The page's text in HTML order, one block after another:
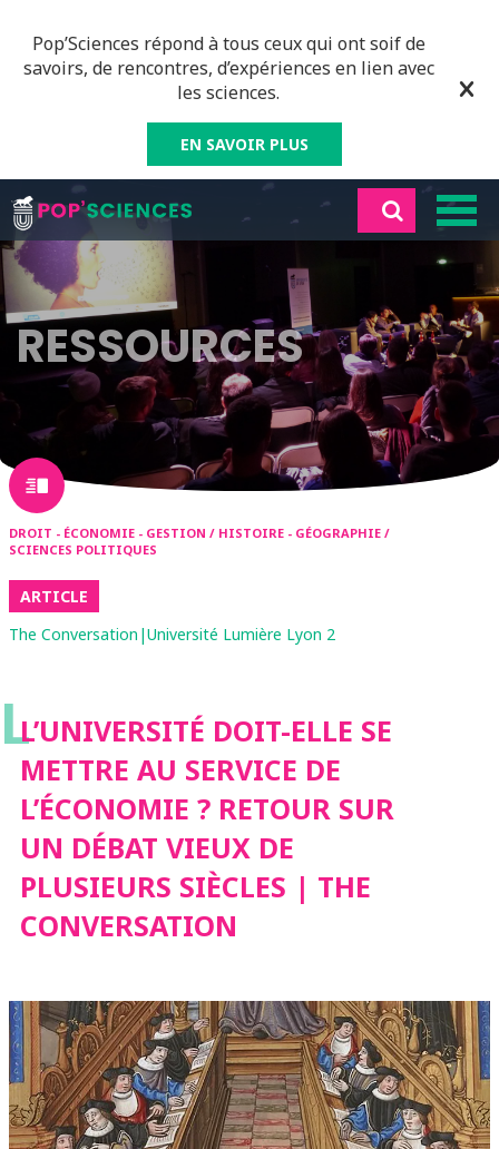
Pop’Sciences répond à tous ceux qui ont soif de
savoirs, de rencontres, d’expériences en lien avec
les sciences.
EN SAVOIR PLUS
RESSOURCES
DROIT - ÉCONOMIE - GESTION / HISTOIRE - GÉOGRAPHIE /
SCIENCES POLITIQUES
ARTICLE
The Conversation|Université Lumière Lyon 2
LL’UNIVERSITÉ DOIT-ELLE SE
METTRE AU SERVICE DE
L’ÉCONOMIE ? RETOUR SUR
UN DÉBAT VIEUX DE
PLUSIEURS SIÈCLES | THE
CONVERSATION